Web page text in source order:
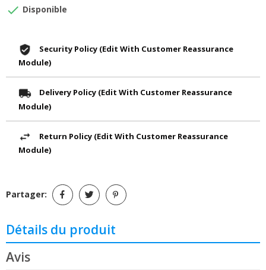
 Disponible
Security Policy (edit With Customer Reassurance
Module)
Delivery Policy (edit With Customer Reassurance
Module)
Return Policy (edit With Customer Reassurance
Module)
Partager:
Détails du produit
Avis